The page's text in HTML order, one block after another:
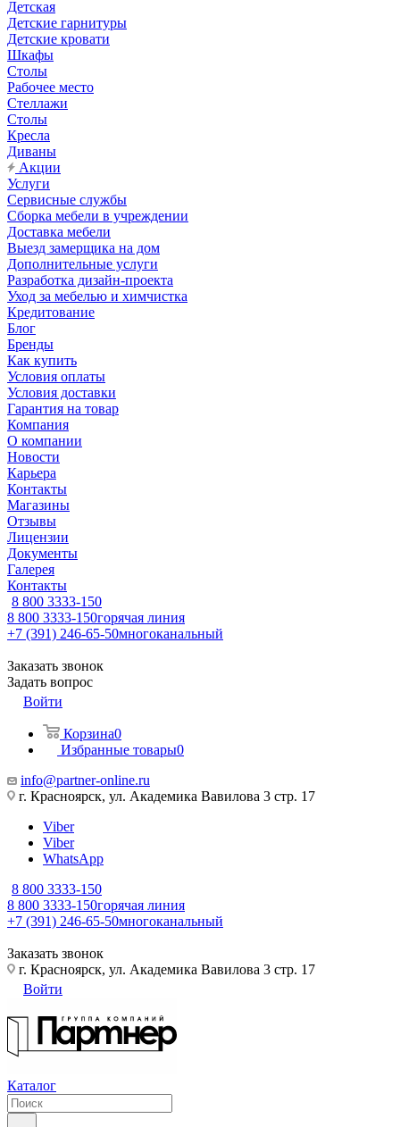
Детская
Детские гарнитуры
Детские кровати
Шкафы
Столы
Рабочее место
Стеллажи
Столы
Кресла
Диваны
Акции
Услуги
Сервисные службы
Сборка мебели в учреждении
Доставка мебели
Выезд замерщика на дом
Дополнительные услуги
Разработка дизайн-проекта
Уход за мебелью и химчистка
Кредитование
Блог
Бренды
Как купить
Условия оплаты
Условия доставки
Гарантия на товар
Компания
О компании
Новости
Карьера
Контакты
Магазины
Отзывы
Лицензии
Документы
Галерея
Контакты
8 800 3333-150
8 800 3333-150горячая линия
+7 (391) 246-65-50многоканальный
Заказать звонок
Задать вопрос
Войти
Корзина0
Избранные товары0
info@partner-online.ru
г. Красноярск, ул. Академика Вавилова 3 стр. 17
Viber
Viber
WhatsApp
8 800 3333-150
8 800 3333-150горячая линия
+7 (391) 246-65-50многоканальный
Заказать звонок
г. Красноярск, ул. Академика Вавилова 3 стр. 17
Войти
Каталог